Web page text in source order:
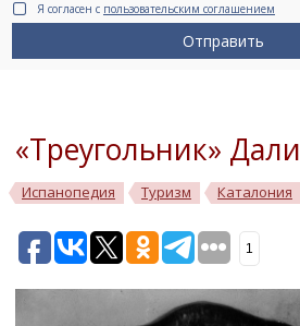
Бизнес
Документы
Я согласен с пользовательским соглашением
Отправить
«Треугольник» Дали
Испанопедия Туризм Каталония
1